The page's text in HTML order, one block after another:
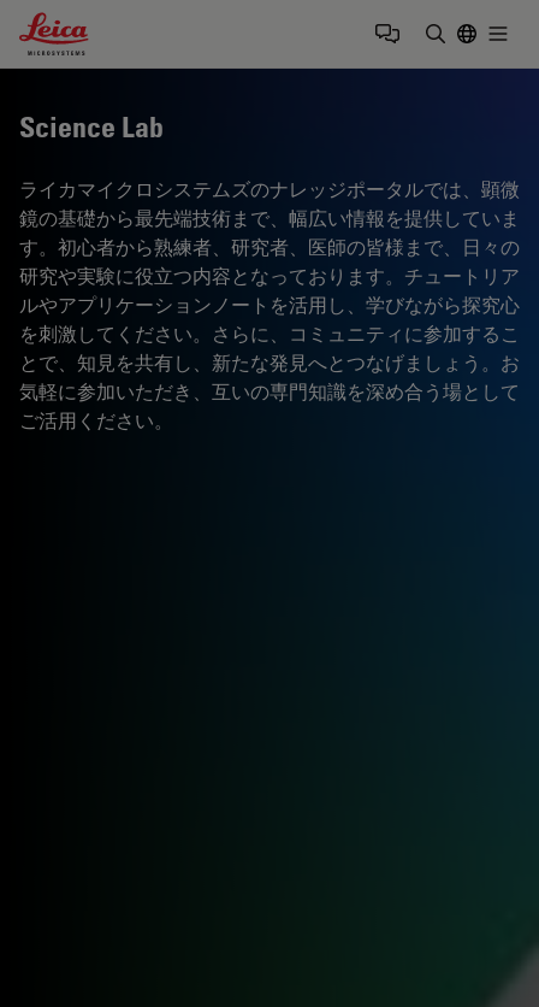
Leica Microsystems Logo
Science Lab
ライカマイクロシステムズのナレッジポータルでは、顕微
鏡の基礎から最先端技術まで、幅広い情報を提供していま
す。初心者から熟練者、研究者、医師の皆様まで、日々の
研究や実験に役立つ内容となっております。チュートリア
ルやアプリケーションノートを活用し、学びながら探究心
を刺激してください。さらに、コミュニティに参加するこ
とで、知見を共有し、新たな発見へとつなげましょう。お
気軽に参加いただき、互いの専門知識を深め合う場として
ご活用ください。